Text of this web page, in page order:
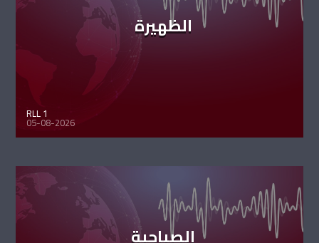
الظهيرة
RLL 1
05-08-2026
الصباحية